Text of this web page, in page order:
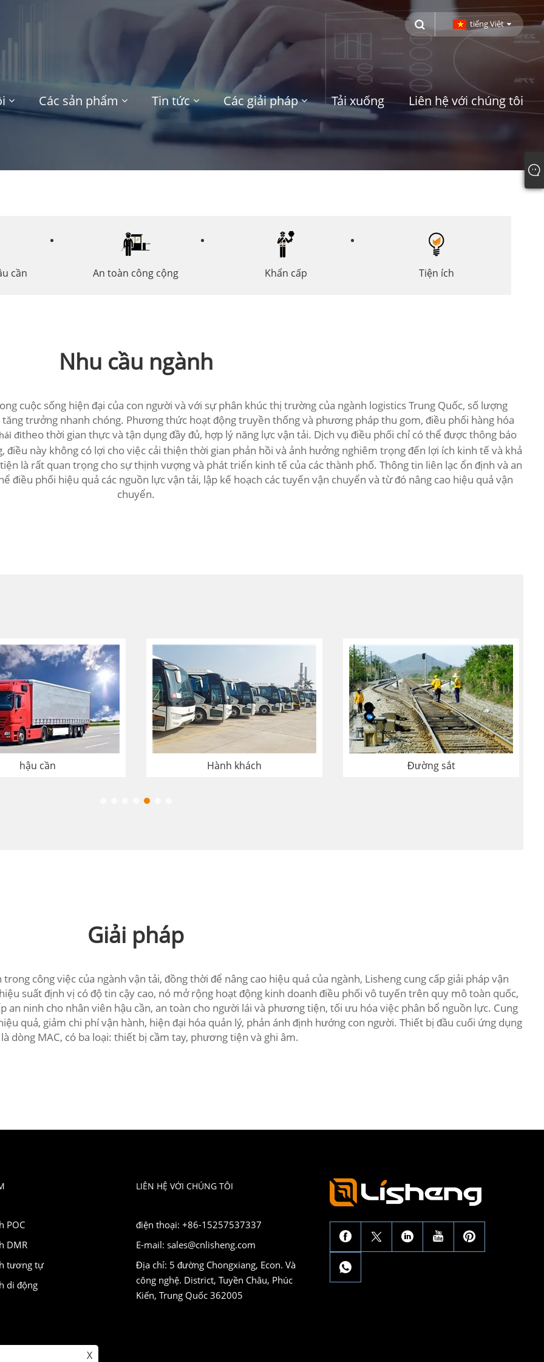
tiếng Việt
Các sản phẩm Tin tức Các giải pháp Tải xuống Liên hệ với chúng tôi
Vận tải và hậu cần
cần An toàn công cộng Khẩn cấp Tiện ích
Nhu cầu ngành
cuộc sống hiện đại của con người và với sự phân khúc thị trường của ngành logistics Trung Quốc, số lượng
trưởng nhanh chóng. Phương thức hoạt động truyền thống và phương pháp thu gom, điều phối hàng hóa
đitheo thời gian thực và tận dụng đầy đủ, hợp lý năng lực vận tải. Dịch vụ điều phối chỉ có thể được thông báo
này không có lợi cho việc cải thiện thời gian phản hồi và ảnh hưởng nghiêm trọng đến lợi ích kinh tế và khả
là rất quan trọng cho sự thịnh vượng và phát triển kinh tế của các thành phố. Thông tin liên lạc ổn định và an
điều phối hiệu quả các nguồn lực vận tải, lập kế hoạch các tuyến vận chuyển và từ đó nâng cao hiệu quả vận
chuyển.
hậu cần Hành khách Đường sắt
Giải pháp
công việc của ngành vận tải, đồng thời để nâng cao hiệu quả của ngành, Lisheng cung cấp giải pháp vận
suất định vị có độ tin cậy cao, nó mở rộng hoạt động kinh doanh điều phối vô tuyến trên quy mô toàn quốc,
an ninh cho nhân viên hậu cần, an toàn cho người lái và phương tiện, tối ưu hóa việc phân bổ nguồn lực. Cung
quả, giảm chi phí vận hành, hiện đại hóa quản lý, phản ánh định hướng con người. Thiết bị đầu cuối ứng dụng
dòng MAC, có ba loại: thiết bị cầm tay, phương tiện và ghi âm.
POC
DMR
tương tự
di động
LIÊN HỆ VỚI CHÚNG TÔI
điện thoại: +86-15257537337
E-mail: sales@cnlisheng.com
Địa chỉ: 5 đường Chongxiang, Econ. Và
công nghệ. District, Tuyền Châu, Phúc
Kiến, Trung Quốc 362005
X